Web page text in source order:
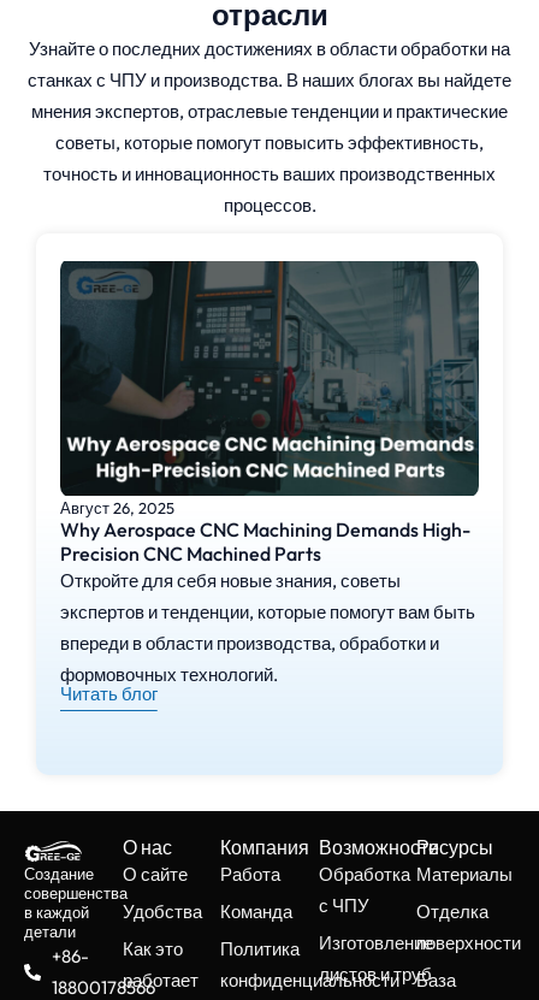
отрасли
Узнайте о последних достижениях в области обработки на
станках с ЧПУ и производства. В наших блогах вы найдете
мнения экспертов, отраслевые тенденции и практические
советы, которые помогут повысить эффективность,
точность и инновационность ваших производственных
процессов.
Август 26, 2025
Why Aerospace CNC Machining Demands High-
Precision CNC Machined Parts
Откройте для себя новые знания, советы
экспертов и тенденции, которые помогут вам быть
впереди в области производства, обработки и
формовочных технологий.
Читать блог
Создание
совершенства
в каждой
детали
+86-
18800178566
О нас
О сайте
Удобства
Как это
работает
Компания
Работа
Команда
Политика
конфиденциальности
Возможности
Обработка
с ЧПУ
Изготовление
листов и труб
Ресурсы
Материалы
Отделка
поверхности
База